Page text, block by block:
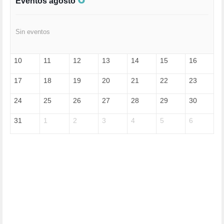
FELICIDAD (1)
FRANCISCO (5)
GUERRA (133)
HUMOR (1)
IA (1)
INMIGRACIÓN (144)
Sin eventos
10 11 12 13 14 15 16
17 18 19 20 21 22 23
24 25 26 27 28 29 30
31 1 2 3 4 5 6